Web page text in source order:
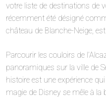
votre liste de destinations de
récemment été désigné
château de Blanche-Neige,
Parcourir les couloirs de
panoramiques sur la ville de
histoire est une expérience
magie de Disney se mêle à la